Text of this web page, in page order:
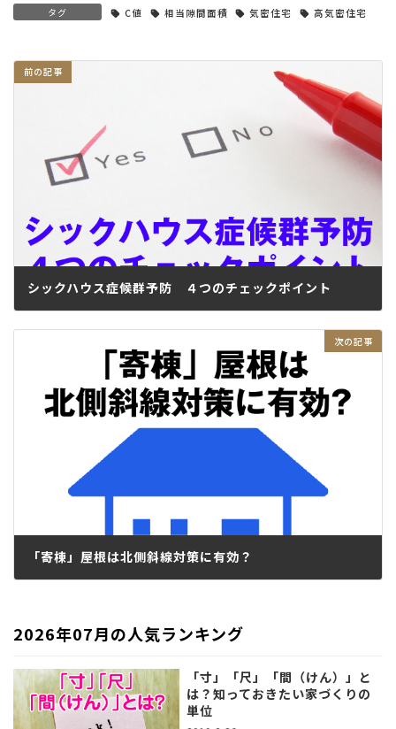
タグ C値 相当隙間面積 気密住宅 高気密住宅
シックハウス症候群予防 ４つのチェックポイント
「寄棟」屋根は北側斜線対策に有効？
2026年07月の人気ランキング
「寸」「尺」「間（けん）」と
は？知っておきたい家づくりの
単位